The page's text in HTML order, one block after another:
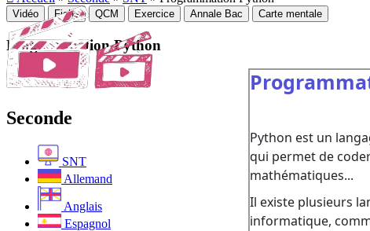
Seconde
SNT
Allemand
Anglais
Espagnol
Vidéo Fiche QCM Exercice Annale Bac Carte mentale
Programmation Python